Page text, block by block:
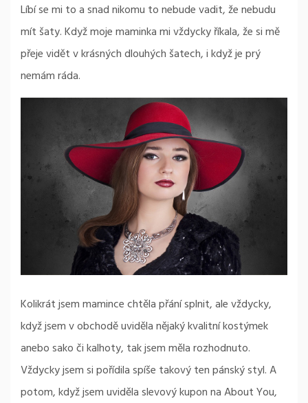
Líbí se mi to a snad nikomu to nebude vadit, že nebudu
mít šaty. Když moje maminka mi vždycky říkala, že si mě
přeje vidět v krásných dlouhých šatech, i když je prý
nemám ráda.
Kolikrát jsem mamince chtěla přání splnit, ale vždycky,
když jsem v obchodě uviděla nějaký kvalitní kostýmek
anebo sako či kalhoty, tak jsem měla rozhodnuto.
Vždycky jsem si pořídila spíše takový ten pánský styl. A
potom, když jsem uviděla slevový kupon na About You,